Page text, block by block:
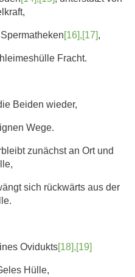
[16],[17],
Fracht.
Beiden wieder,
Wege.
zunächst an Ort und
sich rückwärts aus der
Ovidukts[18],[19]
Hülle,